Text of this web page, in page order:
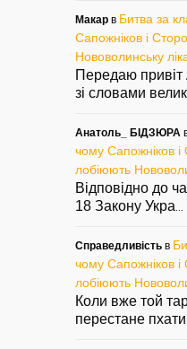
Макар в Битва за
Сапожніков і
Нововолинську
Передаю
зі словами
Анатоль_ БІДЗЮРА
чому Сапожніков
лобіюють
Відповідно до
18 Закону Укра
Справедливість в
чому Сапожніков
лобіюють
Коли вже той
перестане